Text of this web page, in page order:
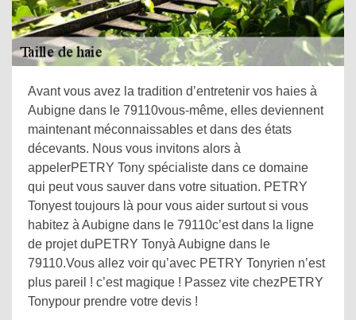
Avant vous avez la tradition d’entretenir vos haies à
Aubigne dans le 79110vous-même, elles deviennent
maintenant méconnaissables et dans des états
décevants. Nous vous invitons alors à
appelerPETRY Tony spécialiste dans ce domaine
qui peut vous sauver dans votre situation. PETRY
Tonyest toujours là pour vous aider surtout si vous
habitez à Aubigne dans le 79110c’est dans la ligne
de projet duPETRY Tonyà Aubigne dans le
79110.Vous allez voir qu’avec PETRY Tonyrien n’est
plus pareil ! c’est magique ! Passez vite chezPETRY
Tonypour prendre votre devis !